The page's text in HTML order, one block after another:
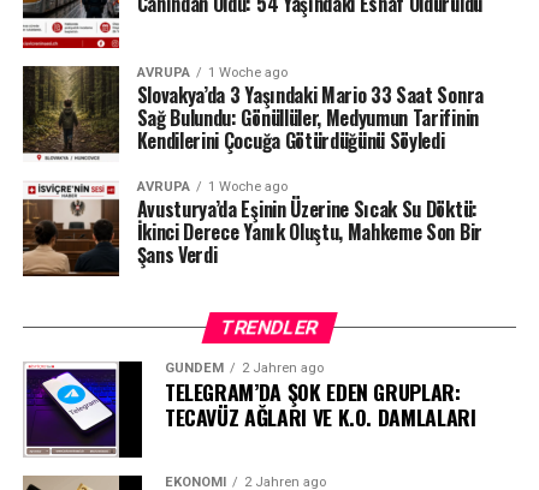
durumda.#ahbap #sondakika
AVRUPA 1 Woche ago
Slovakya’da 3 Yaşındaki Mario 33 Saat Sonra
Sağ Bulundu: Gönüllüler, Medyumun Tarifinin
Kendilerini Çocuğa Götürdüğünü Söyledi
AVRUPA 1 Woche ago
Avusturya’da Eşinin Üzerine Sıcak Su Döktü:
İkinci Derece Yanık Oluştu, Mahkeme Son Bir
Şans Verdi
TRENDLER
GÜNDEM 2 Jahren ago
TELEGRAM’DA ŞOK EDEN GRUPLAR:
TECAVÜZ AĞLARI VE K.O. DAMLALARI
EKONOMI 2 Jahren ago